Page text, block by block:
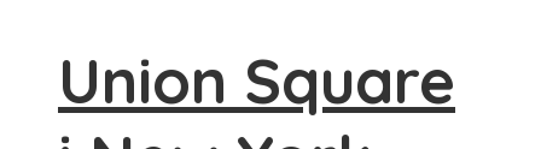
Union Square